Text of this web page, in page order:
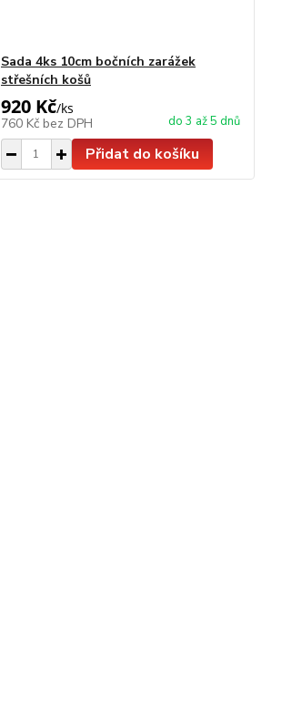
Sada 4ks 10cm bočních zarážek
střešních košů
920 Kč/ks
760 Kč bez DPH do 3 až 5 dnů
Přidat do košíku